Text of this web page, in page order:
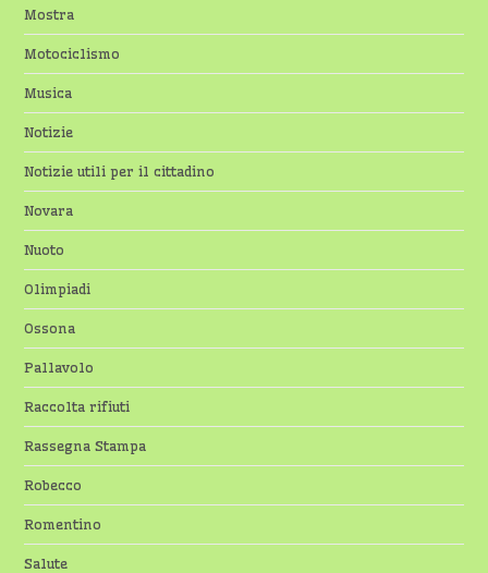
Mostra
Motociclismo
Musica
Notizie
Notizie utili per il cittadino
Novara
Nuoto
Olimpiadi
Ossona
Pallavolo
Raccolta rifiuti
Rassegna Stampa
Robecco
Romentino
Salute